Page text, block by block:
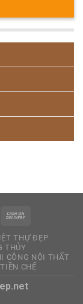
THỰ ĐẸP
THỦY
CÔNG NỘI THẤT
CHẾ